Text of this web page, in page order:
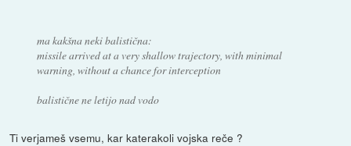
ma kakšna neki balistična:
missile arrived at a very shallow trajectory, with minimal
warning, without a chance for interception
balistične ne letijo nad vodo
Ti verjameš vsemu, kar katerakoli vojska reče ?